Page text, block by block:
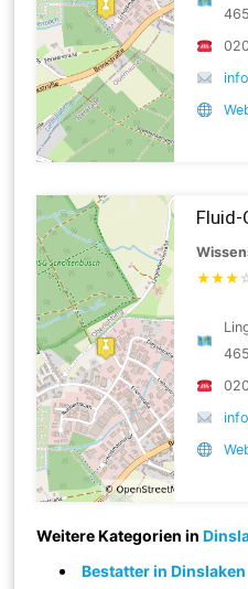
Fluid-
★★★
Weitere Kategorien in
Bestatter in Dinslaken